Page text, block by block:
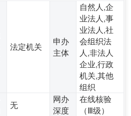
法定机关
申办
主体
自然人,企
业法人,事
业法人,社
会组织法
人,非法人
企业,行政
机关,其他
组织
无
网办
深度
在线核验
（Ⅲ级）